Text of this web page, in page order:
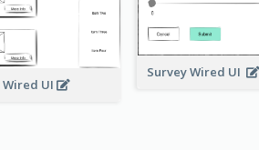
UI
Survey Wired UI